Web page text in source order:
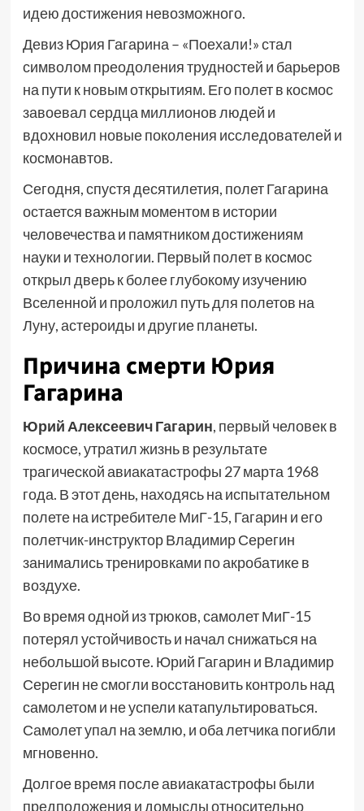
идею достижения невозможного.
Девиз Юрия Гагарина – «Поехали!» стал
символом преодоления трудностей и барьеров
на пути к новым открытиям. Его полет в космос
завоевал сердца миллионов людей и
вдохновил новые поколения исследователей и
космонавтов.
Сегодня, спустя десятилетия, полет Гагарина
остается важным моментом в истории
человечества и памятником достижениям
науки и технологии. Первый полет в космос
открыл дверь к более глубокому изучению
Вселенной и проложил путь для полетов на
Луну, астероиды и другие планеты.
Причина смерти Юрия
Гагарина
Юрий Алексеевич Гагарин, первый человек в
космосе, утратил жизнь в результате
трагической авиакатастрофы 27 марта 1968
года. В этот день, находясь на испытательном
полете на истребителе МиГ-15, Гагарин и его
полетчик-инструктор Владимир Серегин
занимались тренировками по акробатике в
воздухе.
Во время одной из трюков, самолет МиГ-15
потерял устойчивость и начал снижаться на
небольшой высоте. Юрий Гагарин и Владимир
Серегин не смогли восстановить контроль над
самолетом и не успели катапультироваться.
Самолет упал на землю, и оба летчика погибли
мгновенно.
Долгое время после авиакатастрофы были
предположения и домыслы относительно